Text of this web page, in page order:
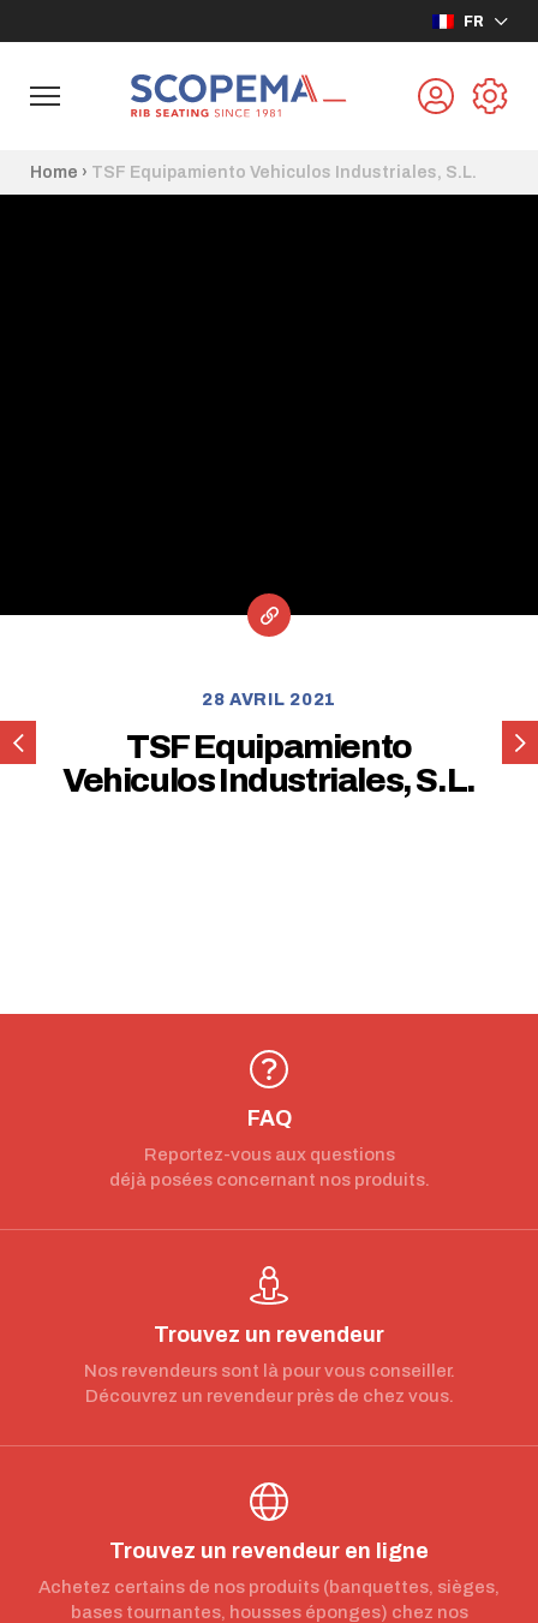
FR
Home › TSF Equipamiento Vehiculos Industriales, S.L.
NIRE
AUTO
28 AVRIL 2021
TSF Equipamiento
Vehiculos Industriales, S.L.
FAQ
Reportez-vous aux questions
déjà posées concernant nos produits.
Trouvez un revendeur
Nos revendeurs sont là pour vous conseiller.
Découvrez un revendeur près de chez vous.
Trouvez un revendeur en ligne
Achetez certains de nos produits (banquettes, sièges,
bases tournantes, housses éponges) chez nos